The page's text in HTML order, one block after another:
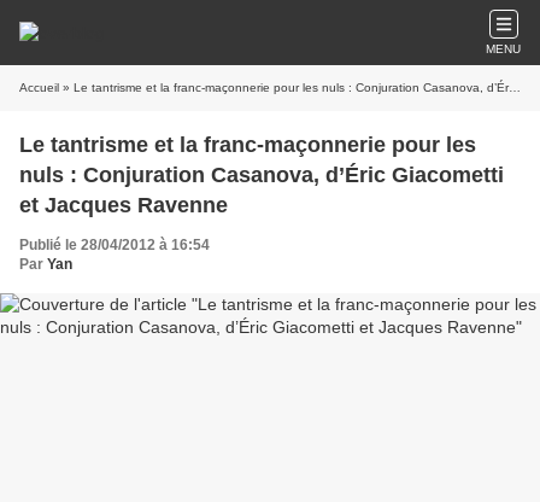
MENU
Accueil » Le tantrisme et la franc-maçonnerie pour les nuls : Conjuration Casanova, d’Éric Giacometti et Jacques Ravenne
Le tantrisme et la franc-maçonnerie pour les
nuls : Conjuration Casanova, d’Éric Giacometti
et Jacques Ravenne
Publié le 28/04/2012 à 16:54
Par Yan